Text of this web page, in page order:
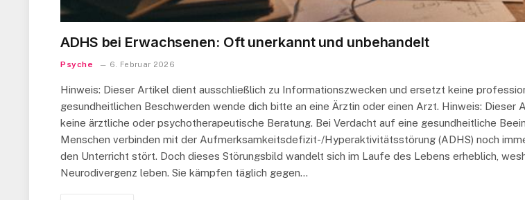
ADHS bei Erwachsenen: Oft unerkannt und unbehandelt
Psyche 6. Februar 2026
Hinweis: Dieser Artikel dient ausschließlich zu Informationszwecken und ersetzt keine
gesundheitlichen Beschwerden wende dich bitte an eine Ärztin oder einen Arzt. Hinweis:
keine ärztliche oder psychotherapeutische Beratung. Bei Verdacht auf eine gesundheitliche
Menschen verbinden mit der Aufmerksamkeitsdefizit-/Hyperaktivitätsstörung (ADHS) noch
den Unterricht stört. Doch dieses Störungsbild wandelt sich im Laufe des Lebens erheblich,
Neurodivergenz leben. Sie kämpfen täglich gegen…